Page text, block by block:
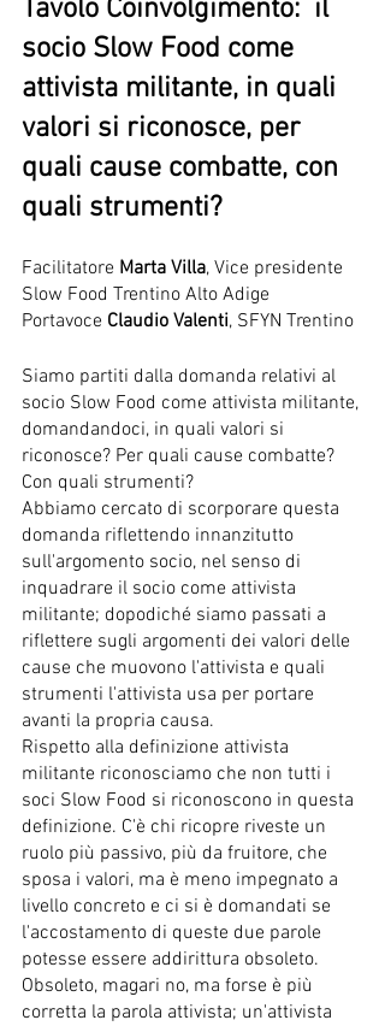
Tavolo Coinvolgimento:  il
socio Slow Food come
attivista militante, in quali
valori si riconosce, per
quali cause combatte, con
quali strumenti?
Facilitatore Marta Villa, Vice presidente
Slow Food Trentino Alto Adige
Portavoce Claudio Valenti, SFYN Trentino
Siamo partiti dalla domanda relativi al
socio Slow Food come attivista militante,
domandandoci, in quali valori si
riconosce? Per quali cause combatte?
Con quali strumenti?
Abbiamo cercato di scorporare questa
domanda riflettendo innanzitutto
sull'argomento socio, nel senso di
inquadrare il socio come attivista
militante; dopodiché siamo passati a
riflettere sugli argomenti dei valori delle
cause che muovono l'attivista e quali
strumenti l'attivista usa per portare
avanti la propria causa.
Rispetto alla definizione attivista
militante riconosciamo che non tutti i
soci Slow Food si riconoscono in questa
definizione. C'è chi ricopre riveste un
ruolo più passivo, più da fruitore, che
sposa i valori, ma è meno impegnato a
livello concreto e ci si è domandati se
l'accostamento di queste due parole
potesse essere addirittura obsoleto.
Obsoleto, magari no, ma forse è più
corretta la parola attivista; un'attivista